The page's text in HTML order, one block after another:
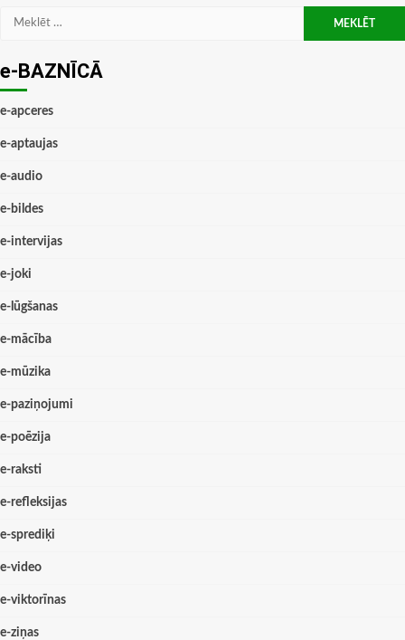
Meklēt:
e-BAZNĪCĀ
e-apceres
e-aptaujas
e-audio
e-bildes
e-intervijas
e-joki
e-lūgšanas
e-mācība
e-mūzika
e-paziņojumi
e-poēzija
e-raksti
e-refleksijas
e-sprediķi
e-video
e-viktorīnas
e-ziņas